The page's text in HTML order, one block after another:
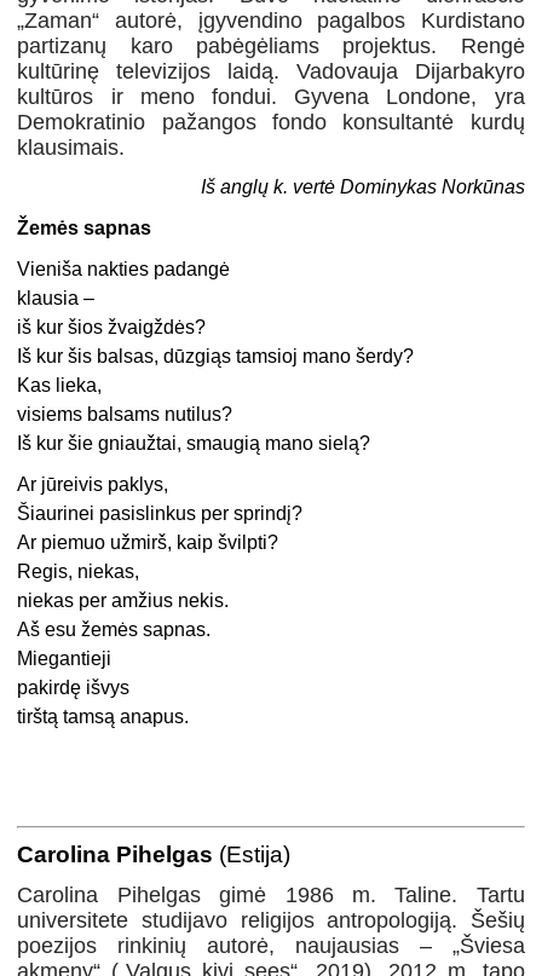
„Zaman“ autorė, įgyvendino pagalbos Kurdistano
partizanų karo pabėgėliams projektus. Rengė
kultūrinę televizijos laidą. Vadovauja Dijarbakyro
kultūros ir meno fondui. Gyvena Londone, yra
Demokratinio pažangos fondo konsultantė kurdų
klausimais.
Iš anglų k. vertė Dominykas Norkūnas
Žemės sapnas
Vieniša nakties padangė
klausia –
iš kur šios žvaigždės?
Iš kur šis balsas, dūzgiąs tamsioj mano šerdy?
Kas lieka,
visiems balsams nutilus?
Iš kur šie gniaužtai, smaugią mano sielą?
Ar jūreivis paklys,
Šiaurinei pasislinkus per sprindį?
Ar piemuo užmirš, kaip švilpti?
Regis, niekas,
niekas per amžius nekis.
Aš esu žemės sapnas.
Miegantieji
pakirdę išvys
tirštą tamsą anapus.
Carolina Pihelgas (Estija)
Carolina Pihelgas gimė 1986 m. Taline. Tartu
universitete studijavo religijos antropologiją. Šešių
poezijos rinkinių autorė, naujausias – „Šviesa
akmeny“ („Valgus kivi sees“, 2019). 2012 m. tapo